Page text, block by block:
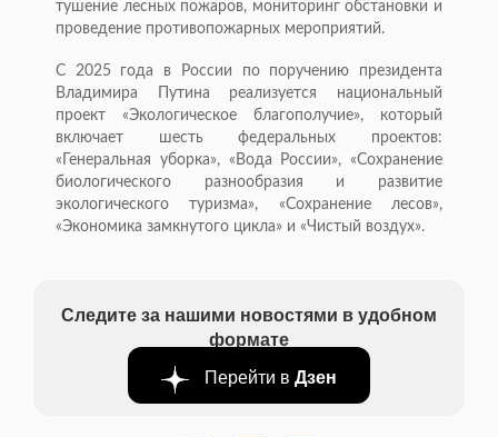
тушение лесных пожаров, мониторинг обстановки и
проведение противопожарных мероприятий.
С 2025 года в России по поручению президента
Владимира Путина реализуется национальный
проект «Экологическое благополучие», который
включает шесть федеральных проектов:
«Генеральная уборка», «Вода России», «Сохранение
биологического разнообразия и развитие
экологического туризма», «Сохранение лесов»,
«Экономика замкнутого цикла» и «Чистый воздух».
Следите за нашими новостями в удобном
формате
Перейти в Дзен